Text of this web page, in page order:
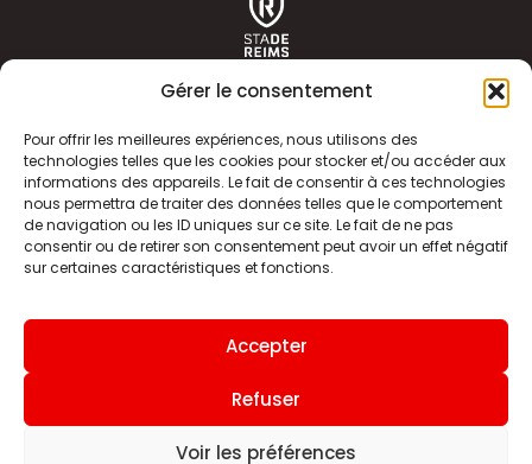
Gérer le consentement
Pour offrir les meilleures expériences, nous utilisons des
technologies telles que les cookies pour stocker et/ou accéder aux
informations des appareils. Le fait de consentir à ces technologies
nous permettra de traiter des données telles que le comportement
de navigation ou les ID uniques sur ce site. Le fait de ne pas
consentir ou de retirer son consentement peut avoir un effet négatif
sur certaines caractéristiques et fonctions.
Accepter
Refuser
Voir les préférences
ACTUALITÉS
CLUB
BOUTIQUE
HISTOIRE
ÉQUIPE PREMIERE
INFOS ET CONTACT